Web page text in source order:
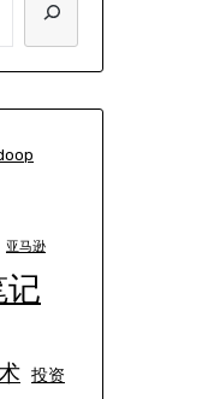
亚马逊
记
投资